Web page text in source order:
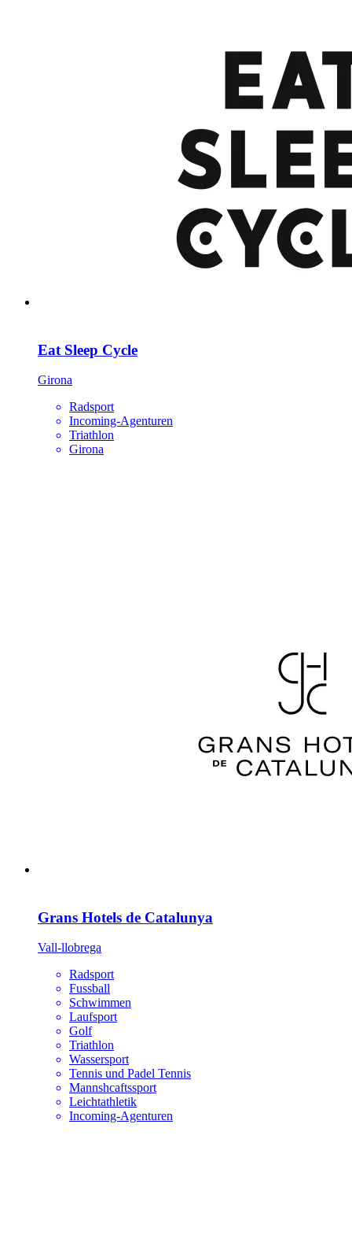
Eat Sleep Cycle
Girona
Radsport
Incoming-Agenturen
Triathlon
Girona
Grans Hotels de Catalunya
Vall-llobrega
Radsport
Fussball
Schwimmen
Laufsport
Golf
Triathlon
Wassersport
Tennis und Padel Tennis
Mannshcaftssport
Leichtathletik
Incoming-Agenturen